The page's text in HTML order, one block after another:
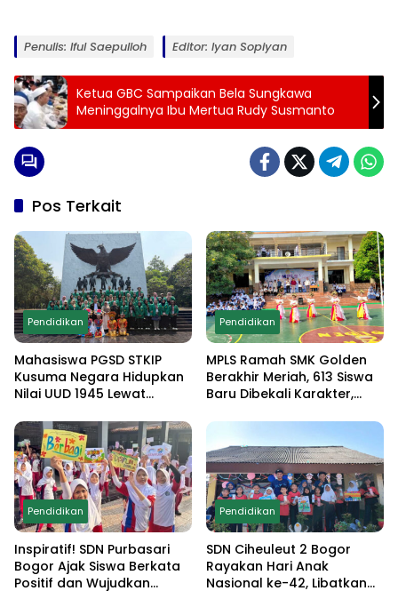
Penulis: Iful Saepulloh Editor: Iyan Sopiyan
Ketua GBC Sampaikan Bela Sungkawa
Meninggalnya Ibu Mertua Rudy Susmanto
Pos Terkait
Pendidikan
Mahasiswa PGSD STKIP
Kusuma Negara Hidupkan
Nilai UUD 1945 Lewat
Monumen Pancasila Sakti
Pendidikan
MPLS Ramah SMK Golden
Berakhir Meriah, 613 Siswa
Baru Dibekali Karakter,
hingga Demo
Ekstrakurikuler
Pendidikan
Inspiratif! SDN Purbasari
Bogor Ajak Siswa Berkata
Positif dan Wujudkan
Pendidikan
SDN Ciheuleut 2 Bogor
Rayakan Hari Anak
Nasional ke-42, Libatkan